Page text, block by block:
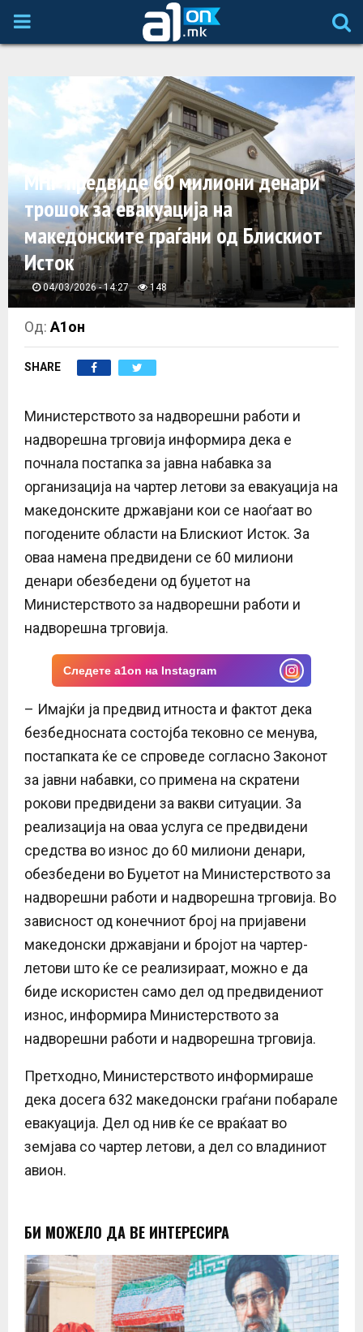
P
I
A
R
Y
M
E
N
U
МНР предвиде 60 милиони денари
трошок за евакуација на
македонските граѓани од Блискиот
Исток
04/03/2026 - 14:27 148
Од:А1он
SHARE
Министерството за надворешни работи и
надворешна трговија информира дека е
почнала постапка за јавна набавка за
организација на чартер летови за евакуација на
македонските државјани кои се наоѓаат во
погодените области на Блискиот Исток. За
оваа намена предвидени се 60 милиони
денари обезбедени од буџетот на
Министерството за надворешни работи и
надворешна трговија.
Следете a1on на Instagram
– Имајќи ја предвид итноста и фактот дека
безбедносната состојба тековно се менува,
постапката ќе се спроведе согласно Законот
за јавни набавки, со примена на скратени
рокови предвидени за вакви ситуации. За
реализација на оваа услуга се предвидени
средства во износ до 60 милиони денари,
обезбедени во Буџетот на Министерството за
надворешни работи и надворешна трговија. Во
зависност од конечниот број на пријавени
македонски државјани и бројот на чартер-
летови што ќе се реализираат, можно е да
биде искористен само дел од предвидениот
износ, информира Министерството за
надворешни работи и надворешна трговија.
Претходно, Министерството информираше
дека досега 632 македонски граѓани побарале
евакуација. Дел од нив ќе се враќаат во
земјава со чартер летови, а дел со владиниот
авион.
БИ МОЖЕЛО ДА ВЕ ИНТЕРЕСИРА